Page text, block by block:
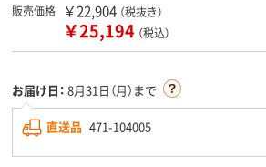
販売価格 ￥22,904 （税抜き）
￥25,194 （税込）
お届け日： 8月31日（月）まで
直送品 471-104005